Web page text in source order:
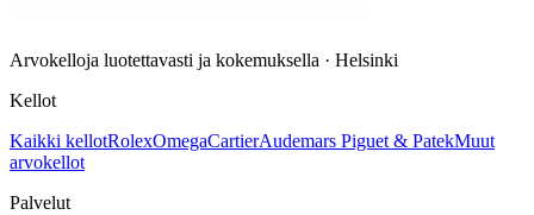
Arvokelloja luotettavasti ja kokemuksella · Helsinki
Kellot
Kaikki kellotRolexOmegaCartierAudemars Piguet & PatekMuut
arvokellot
Palvelut